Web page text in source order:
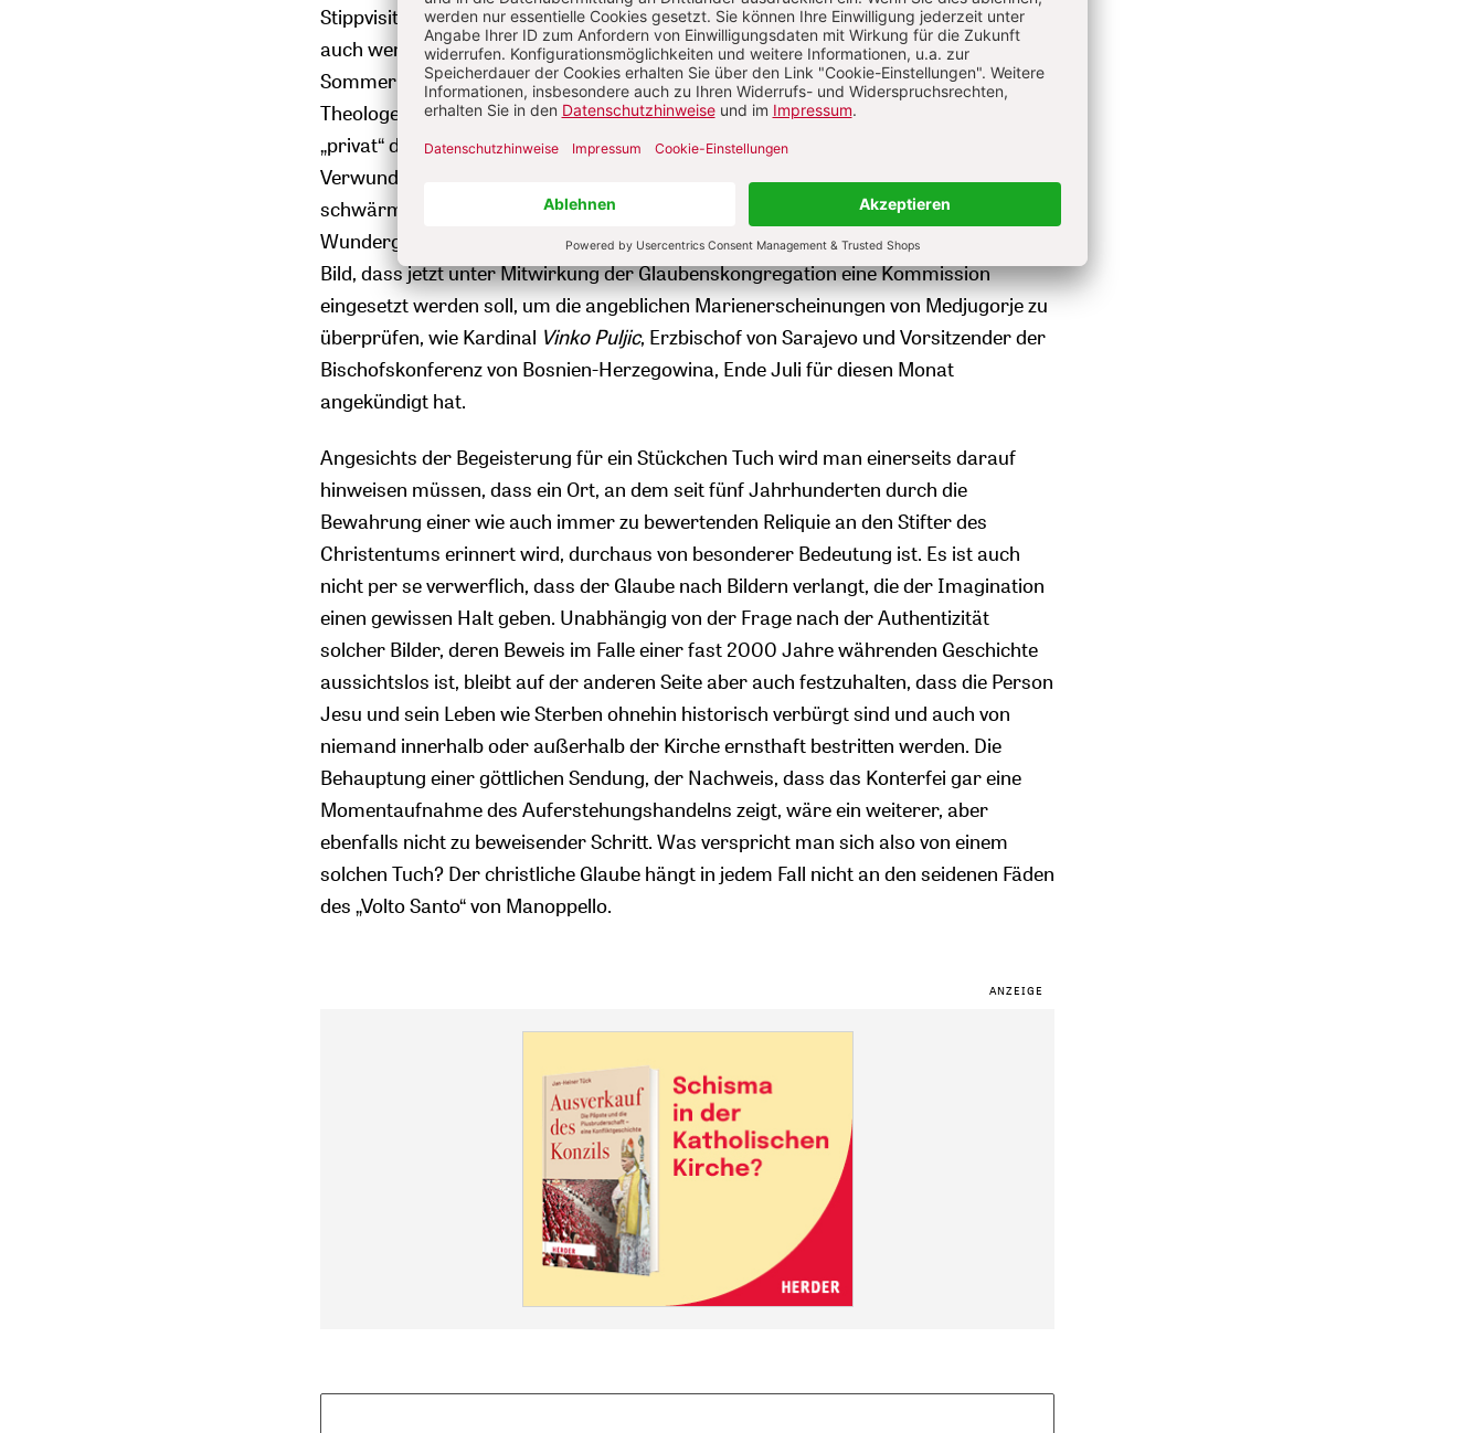
Stippvisite vonBenedikt XVI.beim Heiligtum des „Heiligen Antlitzes Jesu“ erwarten –
auch wenn der für den 1. September geplante Helikopterflug von der
Sommerresidenz Castelgandolfo nach Manoppello ins Bistum des renommierten
Theologen und Mitglieds der TheologenkommissionBruno Forte
„privat“ deklariert werde. Die Ankündigung einer solchen Reise hat für
Verwunderung gesorgt. Gerade der jetzige Papst hatte sich bisher nicht als
schwärmerisch veranlagt gezeigt, sondern angesichts von allzu großer
Wundergläubigkeit immer eine gewisse Skepsis an den Tag gelegt. Es passt eher ins
Bild, dass jetzt unter Mitwirkung der Glaubenskongregation eine Kommission
eingesetzt werden soll, um die angeblichen Marienerscheinungen von Medjugorje zu
überprüfen, wie Kardinal Vinko Puljic, Erzbischof von Sarajevo und Vorsitzender der
Bischofskonferenz von Bosnien-Herzegowina, Ende Juli für diesen Monat
angekündigt hat.
Angesichts der Begeisterung für ein Stückchen Tuch wird man einerseits darauf
hinweisen müssen, dass ein Ort, an dem seit fünf Jahrhunderten durch die
Bewahrung einer wie auch immer zu bewertenden Reliquie an den Stifter des
Christentums erinnert wird, durchaus von besonderer Bedeutung ist. Es ist auch
nicht per se verwerflich, dass der Glaube nach Bildern verlangt, die der Imagination
einen gewissen Halt geben. Unabhängig von der Frage nach der Authentizität
solcher Bilder, deren Beweis im Falle einer fast 2000 Jahre währenden Geschichte
aussichtslos ist, bleibt auf der anderen Seite aber auch festzuhalten, dass die Person
Jesu und sein Leben wie Sterben ohnehin historisch verbürgt sind und auch von
niemand innerhalb oder außerhalb der Kirche ernsthaft bestritten werden. Die
Behauptung einer göttlichen Sendung, der Nachweis, dass das Konterfei gar eine
Momentaufnahme des Auferstehungshandelns zeigt, wäre ein weiterer, aber
ebenfalls nicht zu beweisender Schritt. Was verspricht man sich also von einem
solchen Tuch? Der christliche Glaube hängt in jedem Fall nicht an den seidenen Fäden
des „Volto Santo“ von Manoppello.